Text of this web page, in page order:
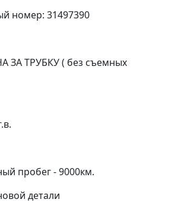
номер: 31497390
ЗА ТРУБКУ ( без съемных
пробег - 9000км.
детали